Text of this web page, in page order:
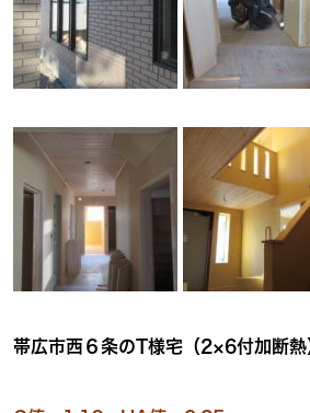
帯広市西６条のT様宅（2×6付加断熱